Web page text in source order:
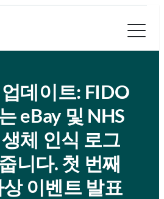
데이트: FIDO
eBay 및 NHS
체 인식 로그
니다. 첫 번째
이벤트 발표